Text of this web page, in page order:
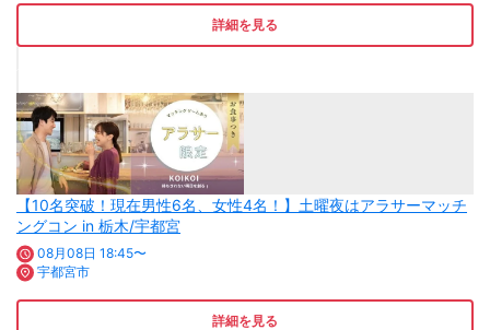
詳細を見る
【10名突破！現在男性6名、女性4名！】土曜夜はアラサーマッチ
ングコン in 栃木/宇都宮
08月08日 18:45〜
宇都宮市
詳細を見る